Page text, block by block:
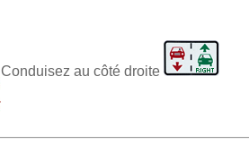
Conduisez au côté droite